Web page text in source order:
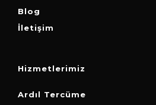
Blog
İletişim
Hizmetlerimiz
Ardıl Tercüme